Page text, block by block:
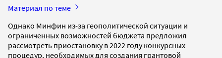
Материал по теме
Однако Минфин из-за геополитической ситуации и
ограниченных возможностей бюджета предложил
рассмотреть приостановку в 2022 году конкурсных
процедур, необходимых для создания грантовой